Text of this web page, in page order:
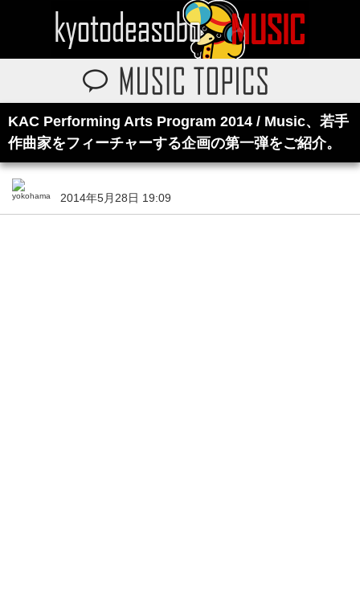
KAC Performing Arts Program 2014 / Music、若手
作曲家をフィーチャーする企画の第一弾をご紹介。
2014年5月28日 19:09